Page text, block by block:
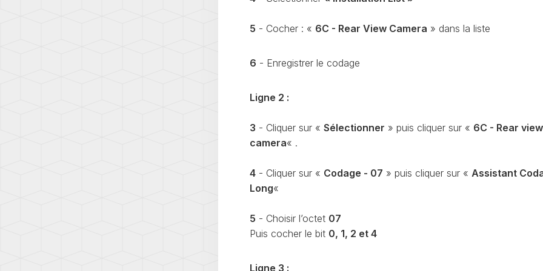
MQB
5 - Cocher : « 6C - Rear View Camera » dans la liste
6 - Enregistrer le codage
Ligne 2 :
3 - Cliquer sur « Sélectionner » puis cliquer sur « 6C - Rear view
camera« .
4 - Cliquer sur « Codage - 07 » puis cliquer sur « Assistant
Long«
5 - Choisir l’octet 07
Puis cocher le bit 0, 1, 2 et 4
Ligne 3 :